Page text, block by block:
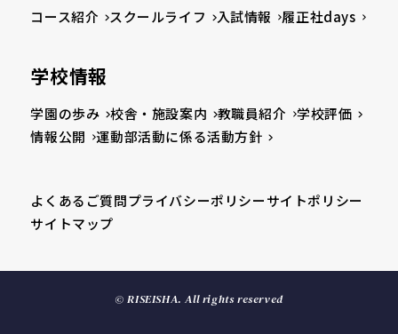
コース紹介 スクールライフ 入試情報 履正社days
学校情報
学園の歩み 校舎・施設案内 教職員紹介
学校評価
情報公開
運動部活動に係る活動方針
よくあるご質問プライバシーポリシーサイトポリシー
サイトマップ
© RISEISHA. All rights reserved